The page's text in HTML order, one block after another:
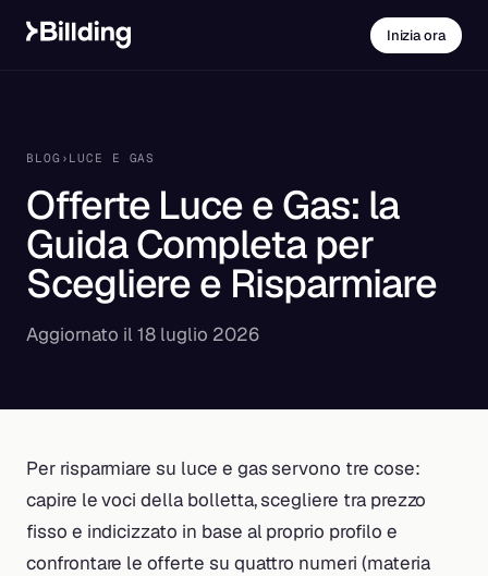
Inizia ora
BLOG › LUCE E GAS
Offerte Luce e Gas: la
Guida Completa per
Scegliere e Risparmiare
Aggiornato il 18 luglio 2026
Per risparmiare su luce e gas servono tre cose:
capire le voci della bolletta, scegliere tra prezzo
fisso e indicizzato in base al proprio profilo e
confrontare le offerte su quattro numeri (materia